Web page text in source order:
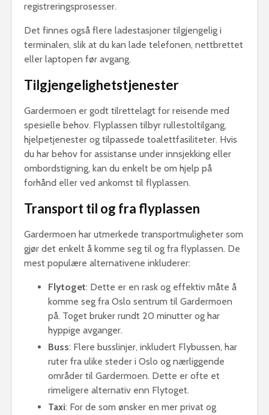
registreringsprosesser.
Det finnes også flere ladestasjoner tilgjengelig i
terminalen, slik at du kan lade telefonen, nettbrettet
eller laptopen før avgang.
Tilgjengelighetstjenester
Gardermoen er godt tilrettelagt for reisende med
spesielle behov. Flyplassen tilbyr rullestoltilgang,
hjelpetjenester og tilpassede toalettfasiliteter. Hvis
du har behov for assistanse under innsjekking eller
ombordstigning, kan du enkelt be om hjelp på
forhånd eller ved ankomst til flyplassen.
Transport til og fra flyplassen
Gardermoen har utmerkede transportmuligheter som
gjør det enkelt å komme seg til og fra flyplassen. De
mest populære alternativene inkluderer:
Flytoget: Dette er en rask og effektiv måte å
komme seg fra Oslo sentrum til Gardermoen
på. Toget bruker rundt 20 minutter og har
hyppige avganger.
Buss: Flere busslinjer, inkludert Flybussen, har
ruter fra ulike steder i Oslo og nærliggende
områder til Gardermoen. Dette er ofte et
rimeligere alternativ enn Flytoget.
Taxi: For de som ønsker en mer privat og